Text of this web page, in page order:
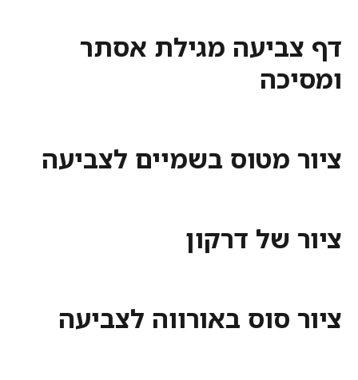
דף צביעה מגילת אסתר
ומסיכה
ציור מטוס בשמיים לצביעה
ציור של דרקון
ציור סוס באורווה לצביעה